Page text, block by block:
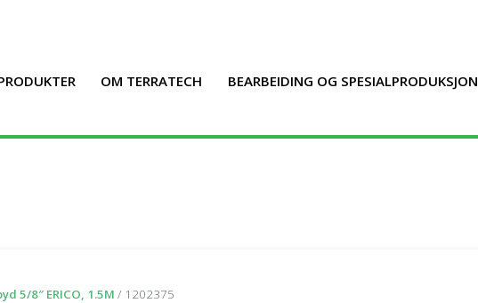
OM TERRATECH BEARBEIDING OG SPESIALPRODUKSJON
5/8″ ERICO, 1.5M / 1202375